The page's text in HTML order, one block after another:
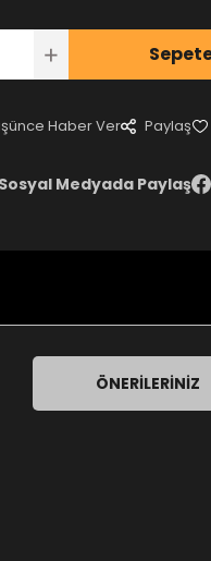
Haber Ver Paylaş
Medyada Paylaş
ÖNERILERINIZ